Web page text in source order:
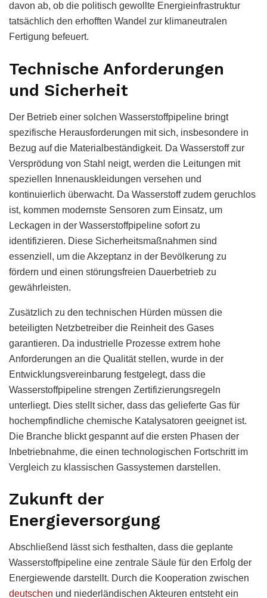
davon ab, ob die politisch gewollte Energieinfrastruktur
tatsächlich den erhofften Wandel zur klimaneutralen
Fertigung befeuert.
Technische Anforderungen
und Sicherheit
Der Betrieb einer solchen Wasserstoffpipeline bringt
spezifische Herausforderungen mit sich, insbesondere in
Bezug auf die Materialbeständigkeit. Da Wasserstoff zur
Versprödung von Stahl neigt, werden die Leitungen mit
speziellen Innenauskleidungen versehen und
kontinuierlich überwacht. Da Wasserstoff zudem geruchlos
ist, kommen modernste Sensoren zum Einsatz, um
Leckagen in der Wasserstoffpipeline sofort zu
identifizieren. Diese Sicherheitsmaßnahmen sind
essenziell, um die Akzeptanz in der Bevölkerung zu
fördern und einen störungsfreien Dauerbetrieb zu
gewährleisten.
Zusätzlich zu den technischen Hürden müssen die
beteiligten Netzbetreiber die Reinheit des Gases
garantieren. Da industrielle Prozesse extrem hohe
Anforderungen an die Qualität stellen, wurde in der
Entwicklungsvereinbarung festgelegt, dass die
Wasserstoffpipeline strengen Zertifizierungsregeln
unterliegt. Dies stellt sicher, dass das gelieferte Gas für
hochempfindliche chemische Katalysatoren geeignet ist.
Die Branche blickt gespannt auf die ersten Phasen der
Inbetriebnahme, die einen technologischen Fortschritt im
Vergleich zu klassischen Gassystemen darstellen.
Zukunft der
Energieversorgung
Abschließend lässt sich festhalten, dass die geplante
Wasserstoffpipeline eine zentrale Säule für den Erfolg der
Energiewende darstellt. Durch die Kooperation zwischen
deutschen und niederländischen Akteuren entsteht ein